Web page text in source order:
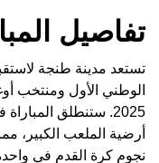
تفاصيل
تستعد مدينة طنجة
2025. ستنطلق
أرضية الملعب الكبير،
نجوم كرة القدم في